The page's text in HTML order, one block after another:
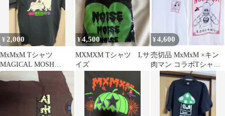
¥ 2,000
MxMxM Tシャツ
MAGICAL MOSH
MISFITS スケート
¥4,500
MXMXM Tシャツ Lサ
イズ
¥4,600
売切品 MxMxM ×キン
肉マン コラボTシャツ
ラーメンマン